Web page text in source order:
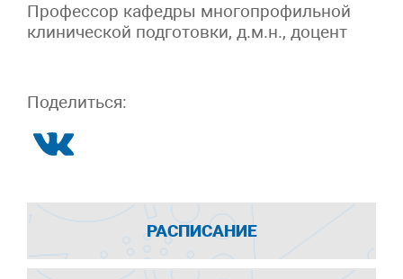
Профессор кафедры многопрофильной
клинической подготовки, д.м.н., доцент
Поделиться:
РАСПИСАНИЕ